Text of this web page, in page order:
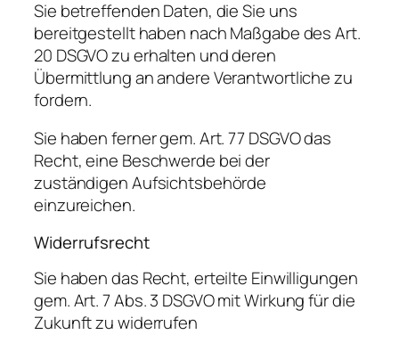
Sie betreffenden Daten, die Sie uns
bereitgestellt haben nach Maßgabe des Art.
20 DSGVO zu erhalten und deren
Übermittlung an andere Verantwortliche zu
fordern.
Sie haben ferner gem. Art. 77 DSGVO das
Recht, eine Beschwerde bei der
zuständigen Aufsichtsbehörde
einzureichen.
Widerrufsrecht
Sie haben das Recht, erteilte Einwilligungen
gem. Art. 7 Abs. 3 DSGVO mit Wirkung für die
Zukunft zu widerrufen